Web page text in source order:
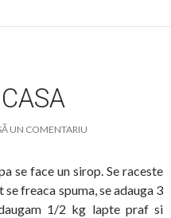
UN COMENTARIU
se face un sirop. Se raceste
freaca spuma, se adauga 3
1/2 kg lapte praf si